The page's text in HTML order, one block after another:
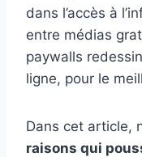
dans l’accès à
entre médias
paywalls
ligne, pour le
Dans cet article,
raisons qui